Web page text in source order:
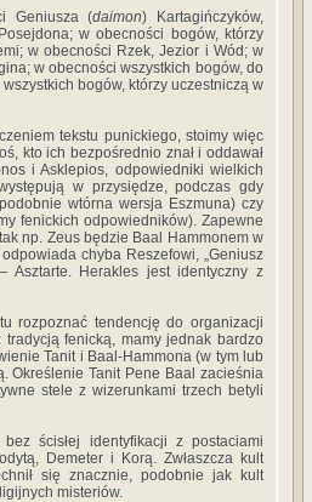
Geniusza (daimon) Kartagińczyków,
w obecności bogów, którzy
w obecności Rzek, Jezior i Wód; w
w obecności wszystkich bogów, do
bogów, któ­rzy uczestniczą w
tekstu punickiego, stoimy więc
kto ich bezpośrednio znał i oddawał
i Asklepios, odpowiedniki wielkich
w przysiędze, podczas gdy
wtórna wersja Eszmuna) czy
fenickich odpowiedników). Zapewne
np. Zeus będzie Baal Hammonem w
chyba Reszefowi, „Geniusz
Asztarte. Herakles jest identyczny z
rozpo­znać tendencję do organizacji
fenicką, mamy jednak bardzo
Tanit i Baal-Hammona (w tym lub
Określenie Tanit Pene Baal zacieśnia
stele z wi­zerunkami trzech betyli
ścisłej identyfikacji z postaciami
Demeter i Korą. Zwłaszcza kult
się znacznie, po­dobnie jak kult
misteriów.